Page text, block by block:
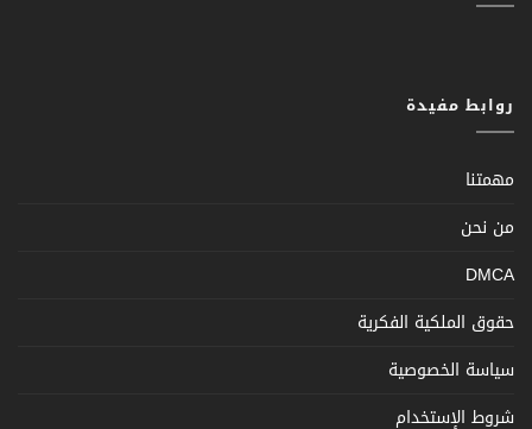
روابط مفيدة
مهمتنا
من نحن
DMCA
حقوق الملكية الفكرية
سياسة الخصوصية
شروط الإستخدام